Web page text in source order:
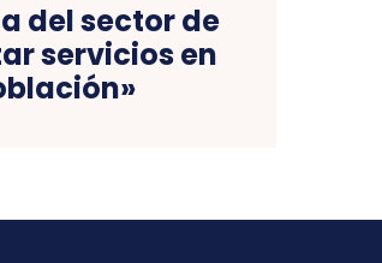
del sector de
servicios en